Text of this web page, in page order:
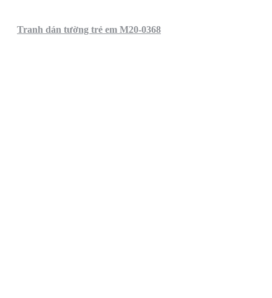
Tranh dán tường trẻ em M20-0368